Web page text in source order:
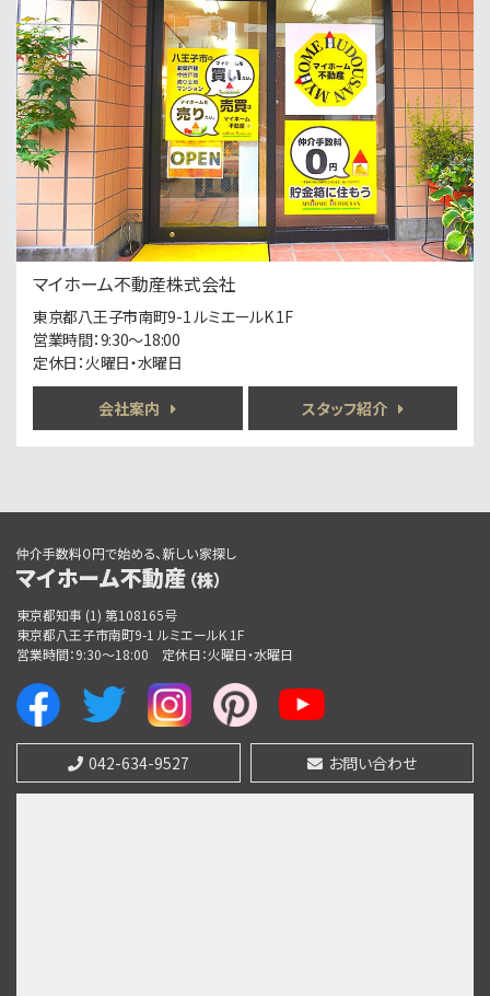
バ9分 ・歩9分
◎マイホーム不動産かでお預かりしている物件です。…
第4位
2,780万円
4ＬＤＫ
八王子駅
バ23分・歩12分
ダイワハウスの軽量鉄骨造・南道路のリフォーム済邸…
第5位
3,890万円
◎京王高尾線「山田駅」徒歩5分（京王新宿駅まで約…
1,988万円
4ＬＤＫ
好◎JR中央線「西八王子駅」徒歩14分（新宿まで…
第7位
第8位
4ＬＤＫ
山田駅
マイホーム不動産株式会社
東京都八王子市南町9-1 ルミエールK 1F
営業時間：9:30〜18:00
定休日：火曜日・水曜日
会社案内 スタッフ紹介
東京都知事 (1) 第108165号
東京都八王子市南町9-1 ルミエールK 1F
営業時間：9:30〜18:00
定休日：火曜日・水曜日
042-634-9527 お問い合わせ